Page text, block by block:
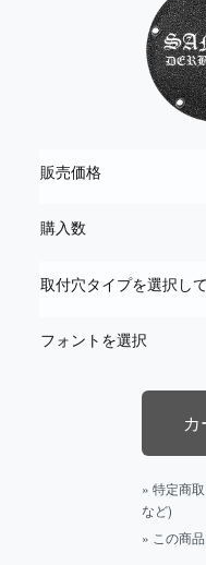
販売価格
購入数
取付穴タイプを選択し
フォントを選択
» 特定商
など)
» この商